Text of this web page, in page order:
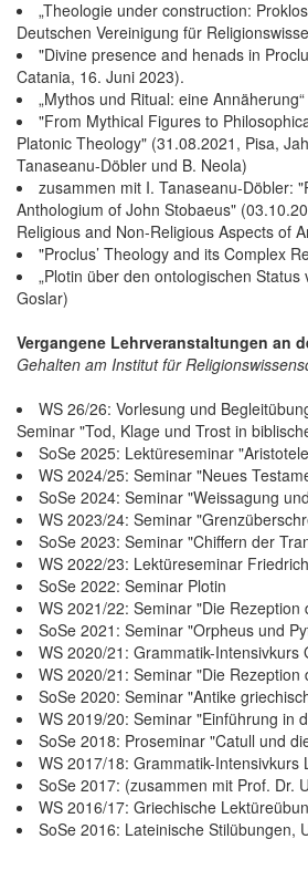
„Theologie under construction:
Deutschen Vereinigung für
"Divine presence and henads in
Catania, 16. Juni 2023).
„Mythos und Ritual: eine
"From Mythical Figures to
Platonic Theology" (31.08.2021, Pisa,
Tanaseanu-Döbler und B. Neola)
zusammen mit I. Tanaseanu-Döbler:
Anthologium of John Stobaeus"
Religious and Non-Religious Aspects of
"Proclus’ Theology and its Complex
„Plotin über den ontologischen
Goslar)
Vergangene Lehrveranstaltungen an
Gehalten am Institut für
WS 26/26: Vorlesung und
Seminar "Tod, Klage und Trost in
SoSe 2025: Lektüreseminar
WS 2024/25: Seminar "Neues
SoSe 2024: Seminar "Weissagung
WS 2023/24: Seminar
SoSe 2023: Seminar "Chiffern der
WS 2022/23: Lektüreseminar
SoSe 2022: Seminar Plotin
WS 2021/22: Seminar "Die
SoSe 2021: Seminar "Orpheus und
WS 2020/21: Grammatik-Intensivkurs
WS 2020/21: Seminar "Die
SoSe 2020: Seminar "Antike
WS 2019/20: Seminar "Einführung in
SoSe 2018: Proseminar "Catull und
WS 2017/18: Grammatik-Intensivkurs
SoSe 2017: (zusammen mit Prof. Dr.
WS 2016/17: Griechische
SoSe 2016: Lateinische Stilübungen,